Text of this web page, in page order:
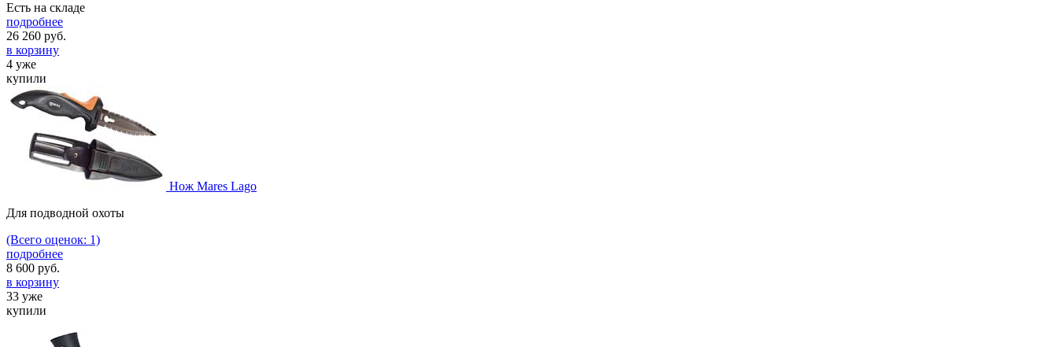
Есть на складе
подробнее
26 260 руб.
в корзину
4 уже
купили
Нож Mares Lago
Для подводной охоты
(Всего оценок: 1)
подробнее
8 600 руб.
в корзину
33 уже
купили